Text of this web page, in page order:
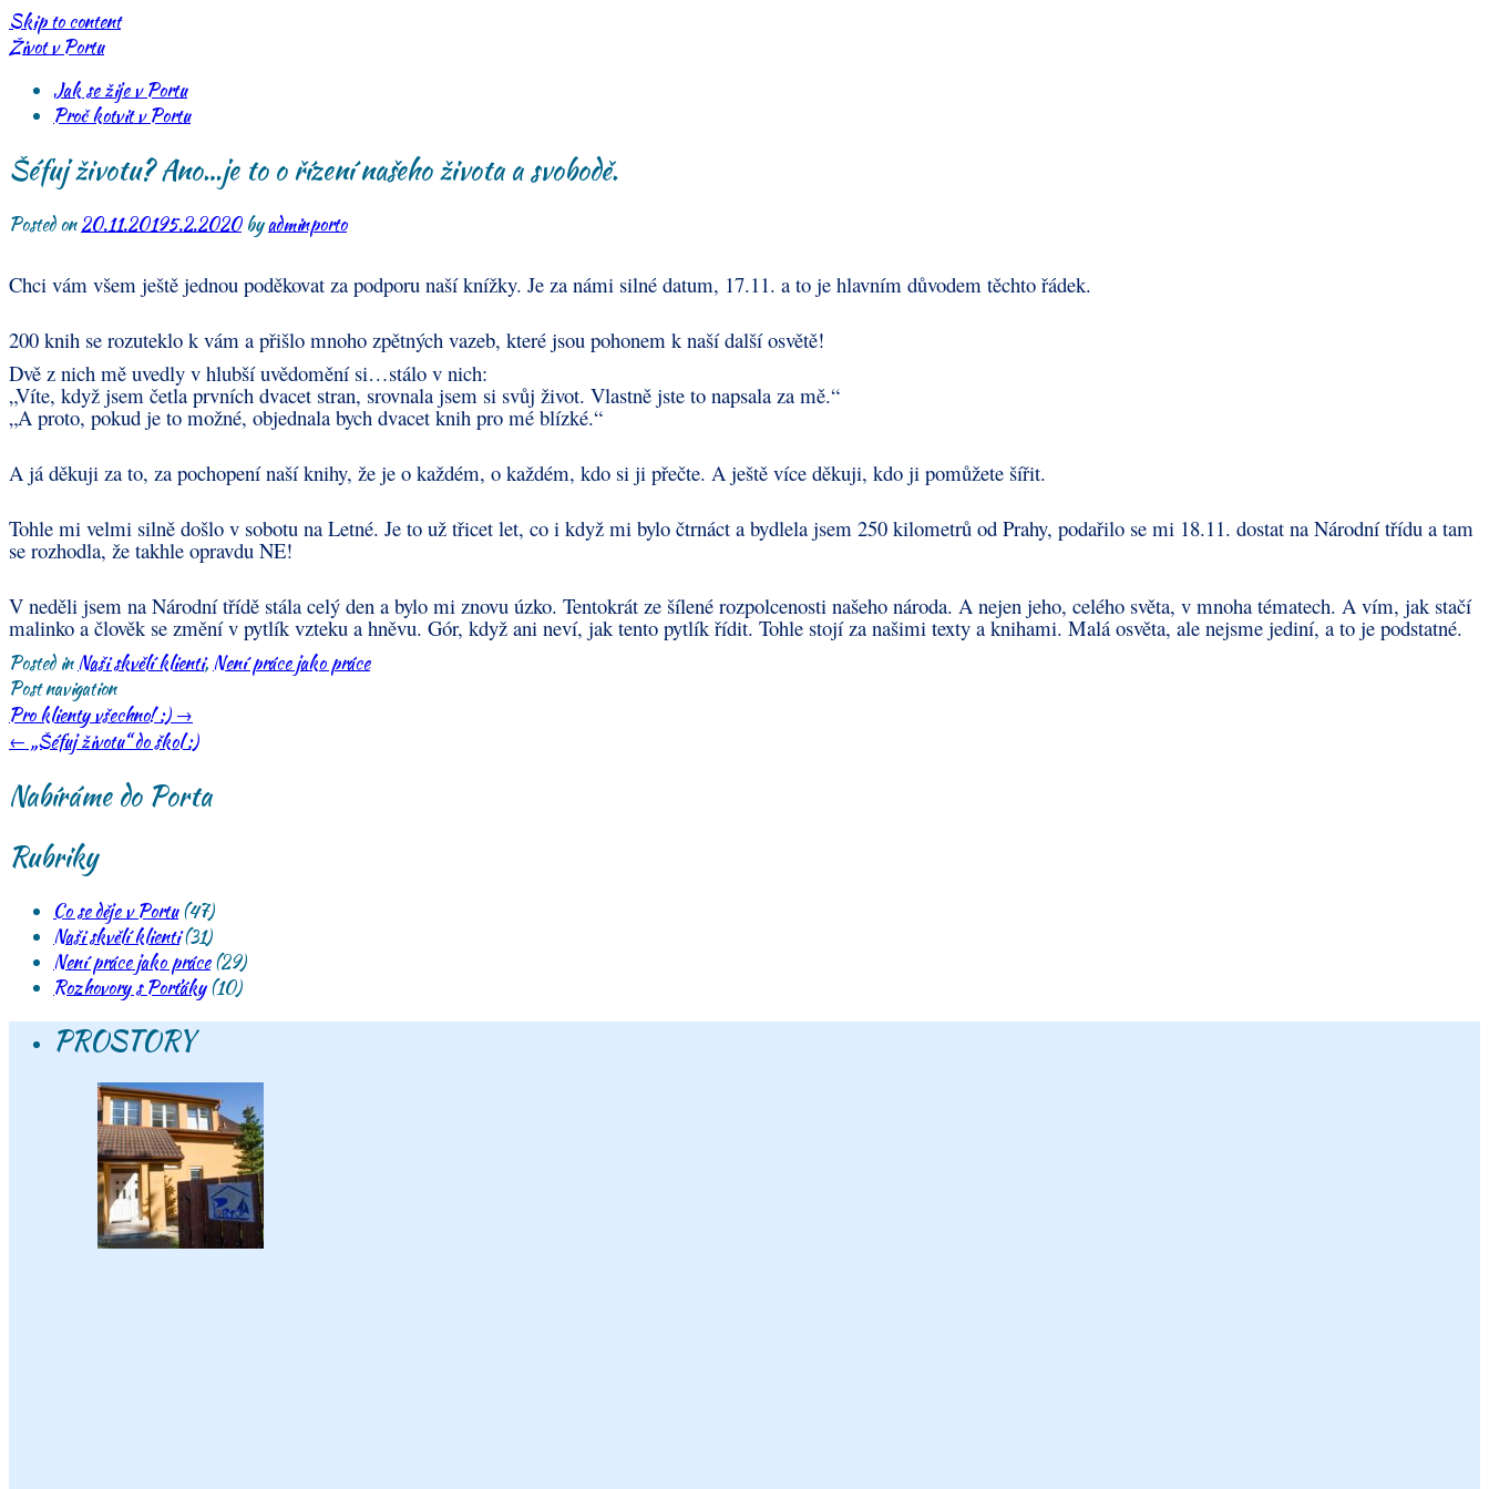
Skip to content
Život v Portu
Jak se žije v Portu
Proč kotvit v Portu
Šéfuj životu? Ano…je to o řízení našeho života a svobodě.
Posted on20.11.20195.2.2020byadminporto
Chci vám všem ještě jednou poděkovat za podporu naší knížky. Je za námi silné datum, 17.11. a to je hlavním důvodem těchto řádek.
200 knih se rozuteklo k vám a přišlo mnoho zpětných vazeb, které jsou pohonem k naší další osvětě!
Dvě z nich mě uvedly v hlubší uvědomění si…stálo v nich:
„Víte, když jsem četla prvních dvacet stran, srovnala jsem si svůj život. Vlastně jste to napsala za mě.“
„A proto, pokud je to možné, objednala bych dvacet knih pro mé blízké.“
A já děkuji za to, za pochopení naší knihy, že je o každém, o každém, kdo si ji přečte. A ještě více děkuji, kdo ji pomůžete šířit.
Tohle mi velmi silně došlo v sobotu na Letné. Je to už třicet let, co i když mi bylo čtrnáct a bydlela jsem 250 kilometrů od Prahy, podařilo se mi 18.11. dostat na Národní třídu a tam
se rozhodla, že takhle opravdu NE!
V neděli jsem na Národní třídě stála celý den a bylo mi znovu úzko. Tentokrát ze šílené rozpolcenosti našeho národa. A nejen jeho, celého světa, v mnoha tématech. A vím, jak stačí
malinko a člověk se změní v pytlík vzteku a hněvu. Gór, když ani neví, jak tento pytlík řídit. Tohle stojí za našimi texty a knihami. Malá osvěta, ale nejsme jediní, a to je podstatné.
Posted inNaši skvělí klienti, Není práce jako práce
Post navigation
Pro klienty všechno! :) →
← „Šéfuj životu“ do škol :)
Nabíráme do Porta
Rubriky
Co se děje v Portu(47)
Naši skvělí klienti(31)
Není práce jako práce(29)
Rozhovory s Porťáky(10)
PROSTORY